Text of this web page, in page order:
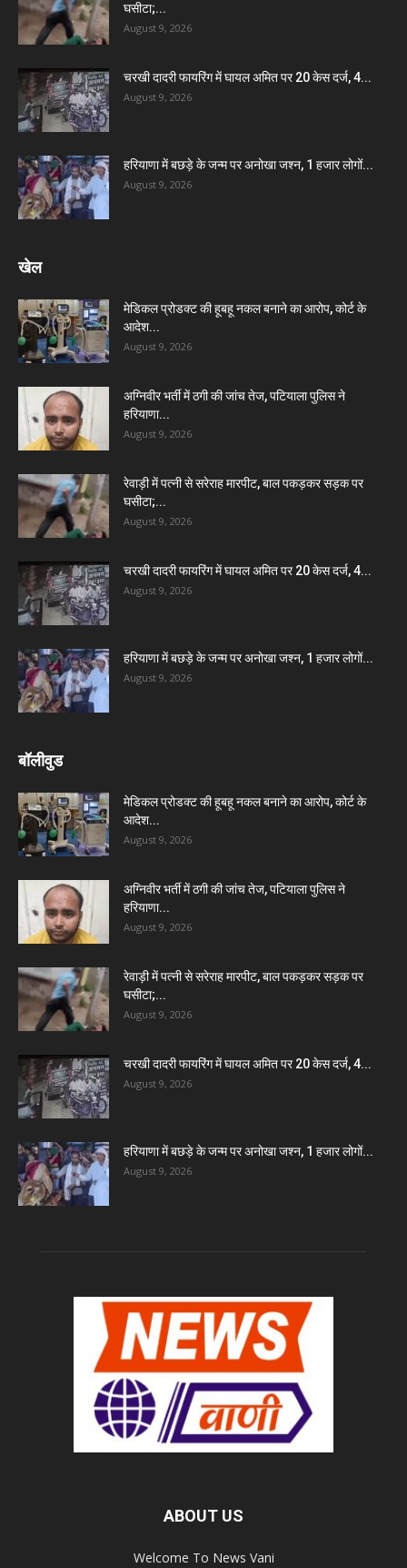
घसीटा;...
August 9, 2026
चरखी दादरी फायरिंग में घायल अमित पर 20 केस दर्ज, 4...
August 9, 2026
हरियाणा में बछड़े के जन्म पर अनोखा जश्न, 1 हजार लोगों...
August 9, 2026
खेल
मेडिकल प्रोडक्ट की हूबहू नकल बनाने का आरोप, कोर्ट के
आदेश...
August 9, 2026
अग्निवीर भर्ती में ठगी की जांच तेज, पटियाला पुलिस ने
हरियाणा...
August 9, 2026
रेवाड़ी में पत्नी से सरेराह मारपीट, बाल पकड़कर सड़क पर
घसीटा;...
August 9, 2026
चरखी दादरी फायरिंग में घायल अमित पर 20 केस दर्ज, 4...
August 9, 2026
हरियाणा में बछड़े के जन्म पर अनोखा जश्न, 1 हजार लोगों...
August 9, 2026
बॉलीवुड
मेडिकल प्रोडक्ट की हूबहू नकल बनाने का आरोप, कोर्ट के
आदेश...
August 9, 2026
अग्निवीर भर्ती में ठगी की जांच तेज, पटियाला पुलिस ने
हरियाणा...
August 9, 2026
रेवाड़ी में पत्नी से सरेराह मारपीट, बाल पकड़कर सड़क पर
घसीटा;...
August 9, 2026
चरखी दादरी फायरिंग में घायल अमित पर 20 केस दर्ज, 4...
August 9, 2026
हरियाणा में बछड़े के जन्म पर अनोखा जश्न, 1 हजार लोगों...
August 9, 2026
ABOUT US
Welcome To News Vani